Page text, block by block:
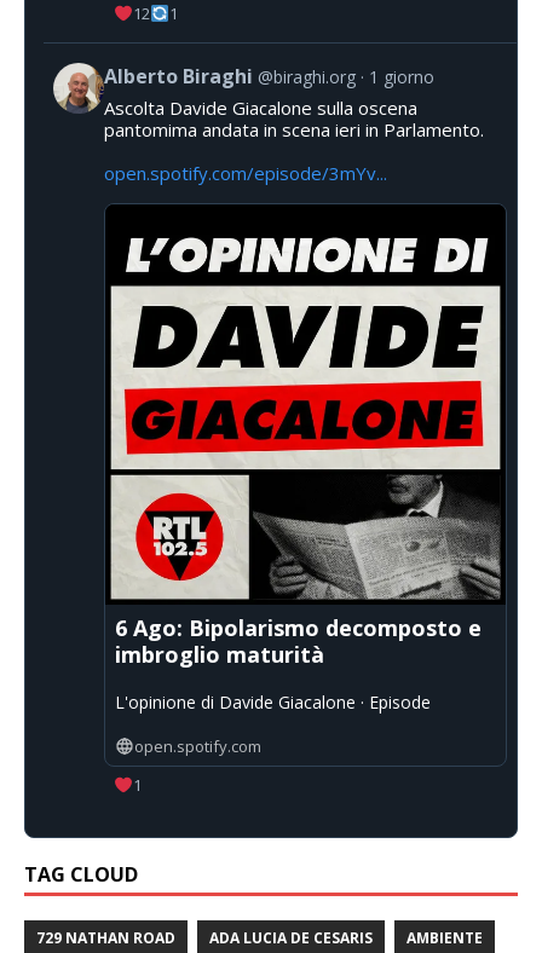
12
1
Alberto Biraghi @biraghi.org 1 giorno
Ascolta Davide Giacalone sulla oscena
pantomima andata in scena ieri in Parlamento.
open.spotify.com/episode/3mYv...
6 Ago: Bipolarismo decomposto e
imbroglio maturità
L'opinione di Davide Giacalone · Episode
open.spotify.com
1
TAG CLOUD
729 NATHAN ROAD ADA LUCIA DE CESARIS AMBIENTE